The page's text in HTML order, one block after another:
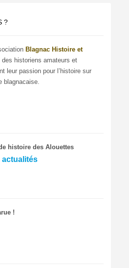
?
Blagnac Histoire et
des historiens amateurs et
leur passion pour l’histoire sur
blagnacaise.
histoire des Alouettes
actualités
!